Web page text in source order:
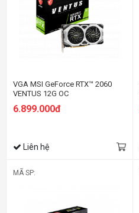
VGA MSI GeForce RTX™ 2060
VENTUS 12G OC
6.899.000đ
Liên hệ
MÃ SP: